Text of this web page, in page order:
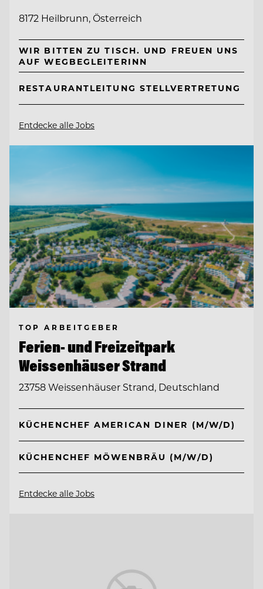
8172 Heilbrunn, Österreich
WIR BITTEN ZU TISCH. UND FREUEN UNS
AUF WEGBEGLEITERINN
RESTAURANTLEITUNG STELLVERTRETUNG
Entdecke alle Jobs
TOP ARBEITGEBER
Ferien- und Freizeitpark
Weissenhäuser Strand
23758 Weissenhäuser Strand, Deutschland
KÜCHENCHEF AMERICAN DINER (M/W/D)
KÜCHENCHEF MÖWENBRÄU (M/W/D)
Entdecke alle Jobs